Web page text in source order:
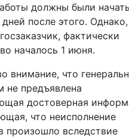
должны были
дней после этого.
фактически
началось 1 июня.
внимание, что
не предъявлена
достоверная
что неисполнение
произошло вследствие